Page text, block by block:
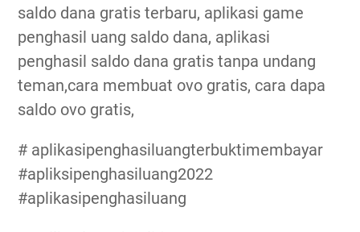
saldo dana gratis terbaru, aplikasi game
penghasil uang saldo dana, aplikasi
penghasil saldo dana gratis tanpa undang
teman,cara membuat ovo gratis, cara dapa
saldo ovo gratis,
# aplikasipenghasiluangterbuktimembayar
#apliksipenghasiluang2022
#aplikasipenghasiluang